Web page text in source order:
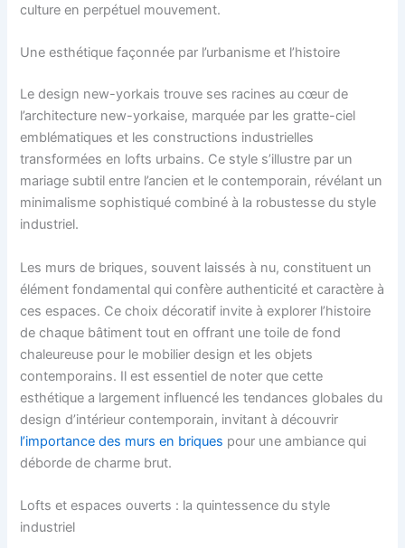
culture en perpétuel mouvement.
Une esthétique façonnée par l’urbanisme et l’histoire
Le design new-yorkais trouve ses racines au cœur de
l’architecture new-yorkaise, marquée par les gratte-ciel
emblématiques et les constructions industrielles
transformées en lofts urbains. Ce style s’illustre par un
mariage subtil entre l’ancien et le contemporain, révélant un
minimalisme sophistiqué combiné à la robustesse du style
industriel.
Les murs de briques, souvent laissés à nu, constituent un
élément fondamental qui confère authenticité et caractère à
ces espaces. Ce choix décoratif invite à explorer l’histoire
de chaque bâtiment tout en offrant une toile de fond
chaleureuse pour le mobilier design et les objets
contemporains. Il est essentiel de noter que cette
esthétique a largement influencé les tendances globales du
design d’intérieur contemporain, invitant à découvrir
l’importance des murs en briques pour une ambiance qui
déborde de charme brut.
Lofts et espaces ouverts : la quintessence du style
industriel